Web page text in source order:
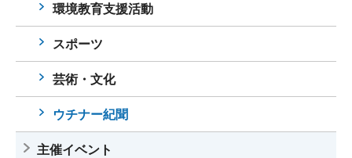
環境教育支援活動
スポーツ
芸術・文化
ウチナー紀聞
主催イベント